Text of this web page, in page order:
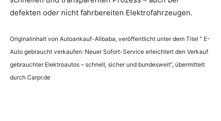
defekten oder nicht fahrbereiten Elektrofahrzeugen.
Originalinhalt von Autoankauf-Alibaba, veröffentlicht unter dem Titel “ E-
Auto gebraucht verkaufen: Neuer Sofort-Service erleichtert den Verkauf
gebrauchter Elektroautos – schnell, sicher und bundesweit“, übermittelt
durch Carpr.de